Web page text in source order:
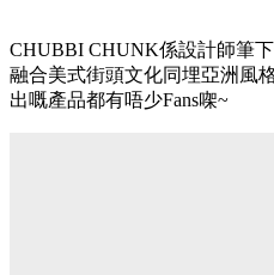
CHUBBI CHUNK係設計師筆
融合美式街頭文化同埋亞洲風
出嘅產品都有唔少Fans㗎~